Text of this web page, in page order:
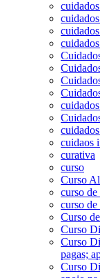
cuidaos
curativa
curso
Curso
curso
curso
Curso
Curso
Curso
pagas;
Curso